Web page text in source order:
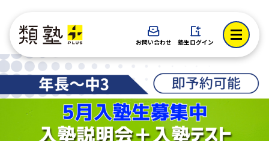
お問い合わせ 塾生ログイン